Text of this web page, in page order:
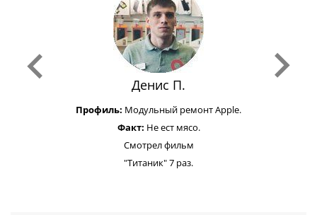
Денис П.
Профиль: Модульный ремонт Apple.
Факт: Не ест мясо.
Смотрел фильм
"Титаник" 7 раз.